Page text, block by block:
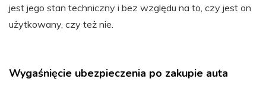
jest jego stan techniczny i bez względu na to, czy jest on
użytkowany, czy też nie.
Wygaśnięcie ubezpieczenia po zakupie auta